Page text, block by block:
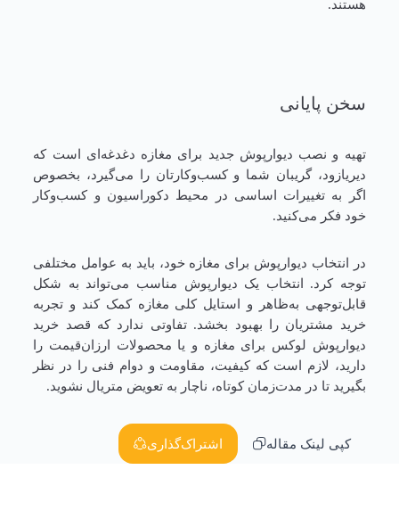
هستند.
سخن پایانی
تهیه و نصب دیوارپوش جدید برای مغازه دغدغه‌ای است که
دیریازود، گریبان شما و کسب‌وکارتان را می‌گیرد، بخصوص
اگر به تغییرات اساسی در محیط دکوراسیون و کسب‌وکار
خود فکر می‌کنید.
در انتخاب دیوارپوش برای مغازه خود، باید به عوامل مختلفی
توجه کرد. انتخاب یک دیوارپوش مناسب می‌تواند به شکل
قابل‌توجهی به‌ظاهر و استایل کلی مغازه کمک کند و تجربه
خرید مشتریان را بهبود بخشد. تفاوتی ندارد که قصد خرید
دیوارپوش لوکس برای مغازه و یا محصولات ارزان‌قیمت را
دارید، لازم است که کیفیت، مقاومت و دوام فنی را در نظر
بگیرید تا در مدت‌زمان کوتاه، ناچار به تعویض متریال نشوید.
کپی لینک مقاله اشتراک‌گذاری